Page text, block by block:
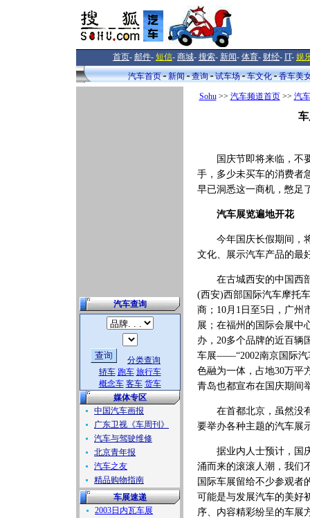
首页- 邮件- 短信- 商城- 搜索- 新闻- 体育- 财经- IT- 娱
汽车首页
新闻 查询 试车场 车文化 香车美
汽车查询
分类查询
轿车 跑车 旅行车
概念车 客车 货车
媒体专区
中国汽车画报
广东卫视《车周刊》
汽车与驾驶维修
北京青年报
汽车之友
精品购物指南
车展速递
2003日内瓦车展
Sohu>> 汽车频道首页>> 汽
国庆节即将来临，不要
手，多少未买车的消费者
早已洞悉这一商机，憋足
汽车展览遍地开花
今年国庆长假期间，将
文化、展示汽车产品的最
在古城西安的中国西部
(西安)西部国际汽车摩托
商；10月1日至5日，广州
展；在福州的国际会展中
办，20多个品牌的近百辆
车展——“2002南京国际汽
色融为一体，占地30万平
青岛也都宣布在国庆期间
在首都北京，虽然没有
要举办各种主题的汽车展
据业内人士预计，国庆
涌而来的滚滚人潮，我们
国际车展留给不少参观者
可能是与发展汽车的美好
序、内容精彩纷呈的车展